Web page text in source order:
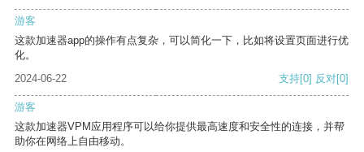
游客
这款加速器app的操作有点复杂，可以简化一下，比如将设置页面进行优
化。
2024-06-22
支持[0] 反对[0]
游客
这款加速器VPM应用程序可以给你提供最高速度和安全性的连接，并帮
助你在网络上自由移动。